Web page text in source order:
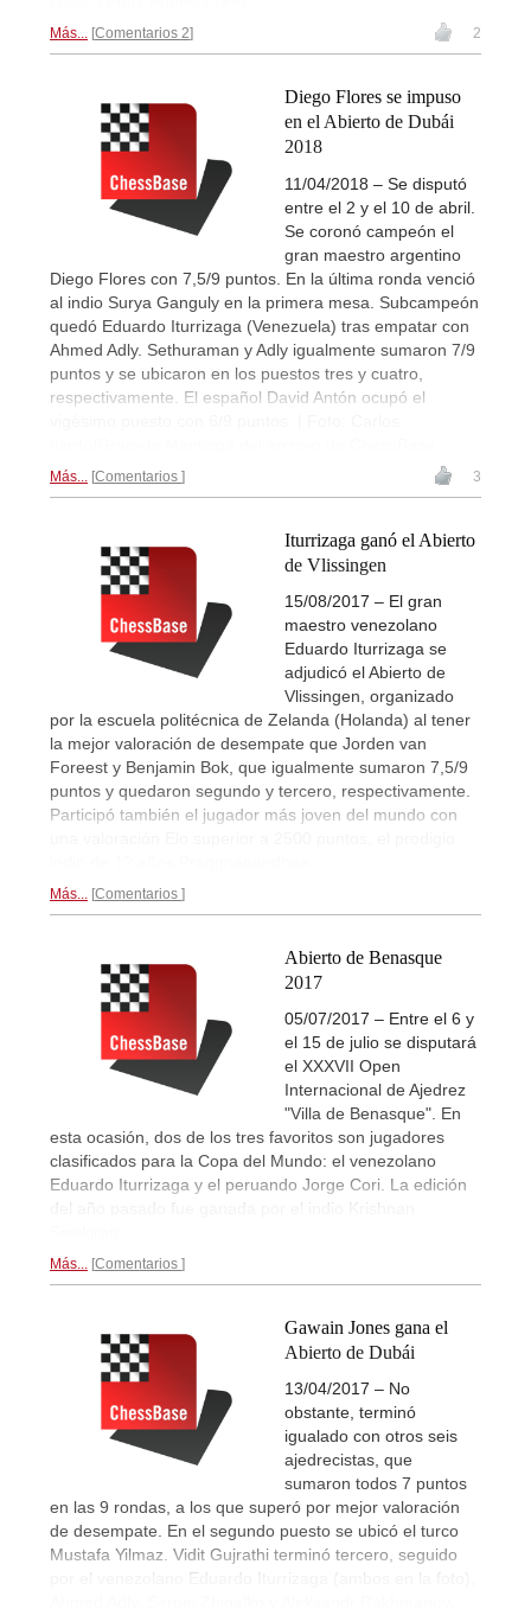
Más... Comentarios 2 2
Diego Flores se impuso
en el Abierto de Dubái
2018
11/04/2018 – Se disputó
entre el 2 y el 10 de abril.
Se coronó campeón el
gran maestro argentino
Diego Flores con 7,5/9 puntos. En la última ronda venció
al indio Surya Ganguly en la primera mesa. Subcampeón
quedó Eduardo Iturrizaga (Venezuela) tras empatar con
Ahmed Adly. Sethuraman y Adly igualmente sumaron 7/9
puntos y se ubicaron en los puestos tres y cuatro,
respectivamente. El español David Antón ocupó el
Más... Comentarios 3
Iturrizaga ganó el Abierto
de Vlissingen
15/08/2017 – El gran
maestro venezolano
Eduardo Iturrizaga se
adjudicó el Abierto de
Vlissingen, organizado
por la escuela politécnica de Zelanda (Holanda) al tener
la mejor valoración de desempate que Jorden van
Foreest y Benjamin Bok, que igualmente sumaron 7,5/9
puntos y quedaron segundo y tercero, respectivamente.
Participó también el jugador más joven del mundo con
Más... Comentarios
Abierto de Benasque
2017
05/07/2017 – Entre el 6 y
el 15 de julio se disputará
el XXXVII Open
Internacional de Ajedrez
"Villa de Benasque". En
esta ocasión, dos de los tres favoritos son jugadores
clasificados para la Copa del Mundo: el venezolano
Eduardo Iturrizaga y el peruando Jorge Cori. La edición
del año pasado fue ganada por el indio Krishnan
Más... Comentarios
Gawain Jones gana el
Abierto de Dubái
13/04/2017 – No
obstante, terminó
igualado con otros seis
ajedrecistas, que
sumaron todos 7 puntos
en las 9 rondas, a los que superó por mejor valoración
de desempate. En el segundo puesto se ubicó el turco
Mustafa Yilmaz. Vidit Gujrathi terminó tercero, seguido
por el venezolano Eduardo Iturrizaga (ambos en la foto),